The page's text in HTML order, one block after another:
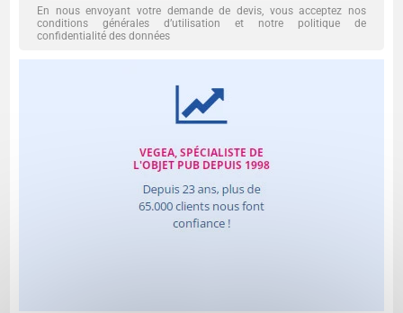
En nous envoyant votre demande de devis, vous acceptez nos
conditions générales d’utilisation et notre politique de
confidentialité des données